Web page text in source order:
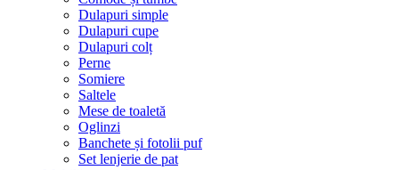
Dulapuri simple
Dulapuri cupe
Dulapuri colț
Perne
Somiere
Saltele
Mese de toaletă
Oglinzi
Banchete și fotolii puf
Set lenjerie de pat